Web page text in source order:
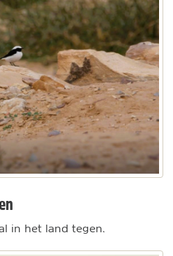
in het land tegen.